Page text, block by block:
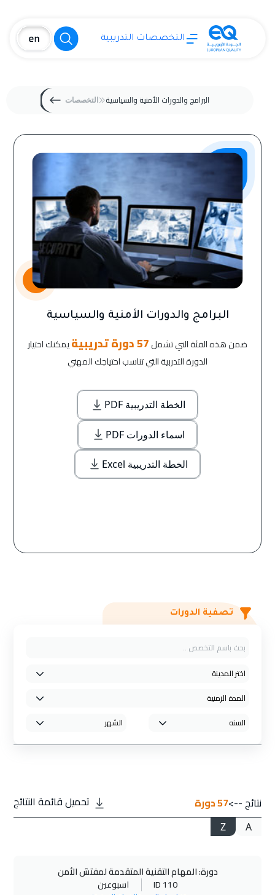
التخصصات التدريبية
التخصصات البرامج والدورات الأمنية والسياسية
البرامج والدورات الأمنية والسياسية
ضمن هذه الفئة التي تشمل57 دورة تدريبية
يمكنك اختيار
الدورة التدربية التي تناسب احتياجك المهني
الخطة التدريبية PDF
اسماء الدورات PDF
الخطة التدريبية Excel
تصفية الدورات
نتائج -->57دورة تحميل قائمة النتائج
A
Z
دورة: المهام التقنية المتقدمة لمفتش الأمن
ID 110
اسبوعين